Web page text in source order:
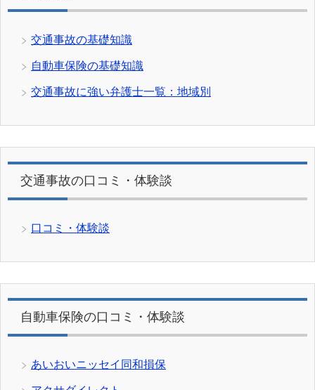
交通事故の基礎知識
自動車保険の基礎知識
交通事故に強い弁護士一覧：地域別
交通事故の口コミ・体験談
口コミ・体験談
自動車保険の口コミ・体験談
あいおいニッセイ同和損保